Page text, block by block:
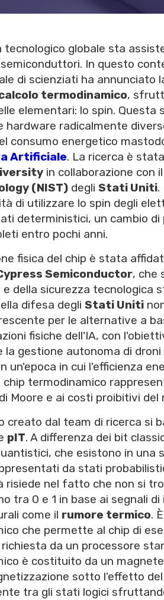
tecnologico globale sta
In questo
di scienziati ha annunciato
termodinamico,
elementari: lo spin.
radicalmente
consumo energetico
Artificiale. La ricerca è
in collaborazione con
(NIST) degli Stati Uniti.
di utilizzare lo spin degli
deterministici, un cambio
entro pochi anni.
fisica del chip è stata
Semiconductor, che
e della sicurezza tecnologica
difesa degli Stati Uniti
per le alternative a
fisiche dell'IA, con
la gestione autonoma di
un'epoca in cui l'efficienza
chip termodinamico
Moore e ai costi proibitivi
creato dal team di ricerca si
pIT. A differenza dei bit
che esistono in una
da stati
risiede nel fatto che non si
tra 0 e 1 in base ai segnali
come il rumore termico.
che permette al chip di
da un processore
è costituito da un
sotto l'effetto
tra gli stati logici